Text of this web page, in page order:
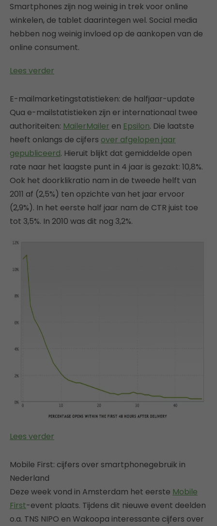
Smartphones zijn nog weinig in trek voor online
winkelen, de tablet daarintegen wel. Social media
hebben nog weinig invloed op de aankopen van de
online consument.
Lees verder
E-mailmarketingstatistieken: de halfjaar-update
Qua e-mailstatistieken zijn er internationaal twee
authoriteiten: MailerMailer en Epsilon. Die laatste
heeft onlangs de cijfers over afgelopen jaar
gepubliceerd. Hieruit blijkt dat gemiddelde open
rate naar het laagste punt in 4 jaar is gezakt: 10,8%.
Ook het doorklikratio nam in de tweede helft van
2011 af (2,5%) ten opzichte van het jaar ervoor
(2,9%). In het eerste half jaar nam de CTR juist toe
tot 3,5%. In 2010 was dit nog 3,2%.
Lees verder
Mobile First: cijfers over smartphonegebruik in
Nederland
Deze week vond in Amsterdam het eerste Mobile
First-event plaats. Tijdens dit nieuwe event deelden
o.a. TNS NIPO en Wakoopa interessante cijfers over